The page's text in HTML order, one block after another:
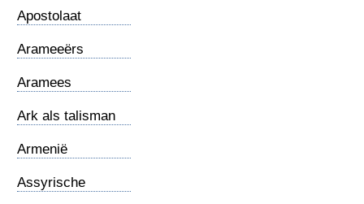
Apostolaat
Arameeërs
Aramees
Ark als talisman
Armenië
Assyrische